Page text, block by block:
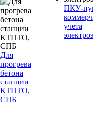
Для
прогрева
бетона
станции
КТПТО,
СПБ
ПКУ-
учета